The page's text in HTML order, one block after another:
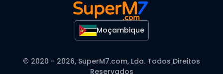
Moçambique
© 2020 - 2026, SuperM7.com, Lda. Todos Direitos
Reservados